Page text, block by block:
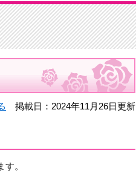
掲載日：2024年11月26日更新
。